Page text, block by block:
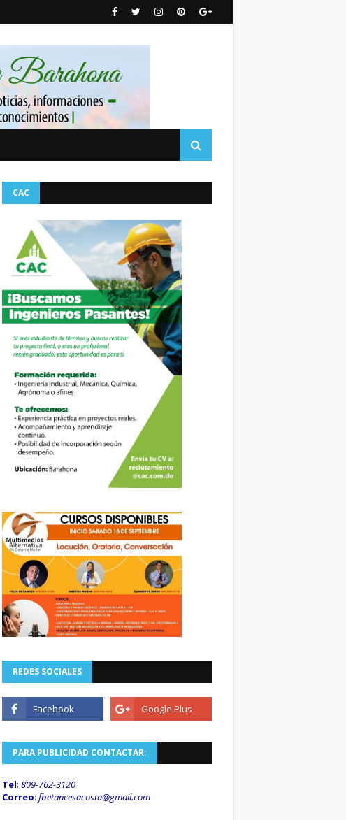
CAC
REDES SOCIALES
PARA PUBLICIDAD CONTACTAR:
Tel: 809-762-3120
Correo: fbetancesacosta@gmail.com